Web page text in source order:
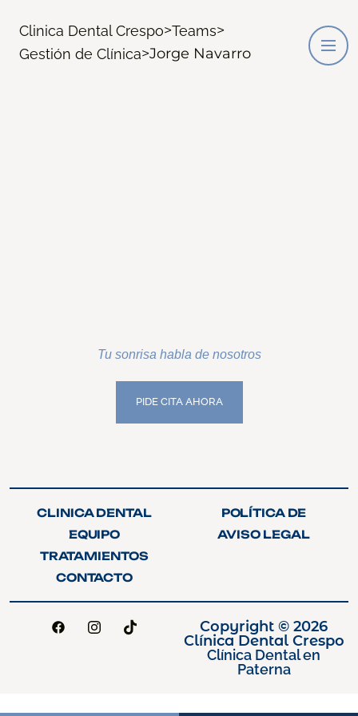
Clinica Dental Crespo>Teams>
Gestión de Clínica>Jorge Navarro
Tu sonrisa habla de nosotros
PIDE CITA AHORA
CLINICA DENTAL
EQUIPO
TRATAMIENTOS
CONTACTO
POLÍTICA DE
PRIVACIDAD
AVISO LEGAL
Copyright © 2026
Clínica Dental Crespo
Clínica Dental en
Paterna